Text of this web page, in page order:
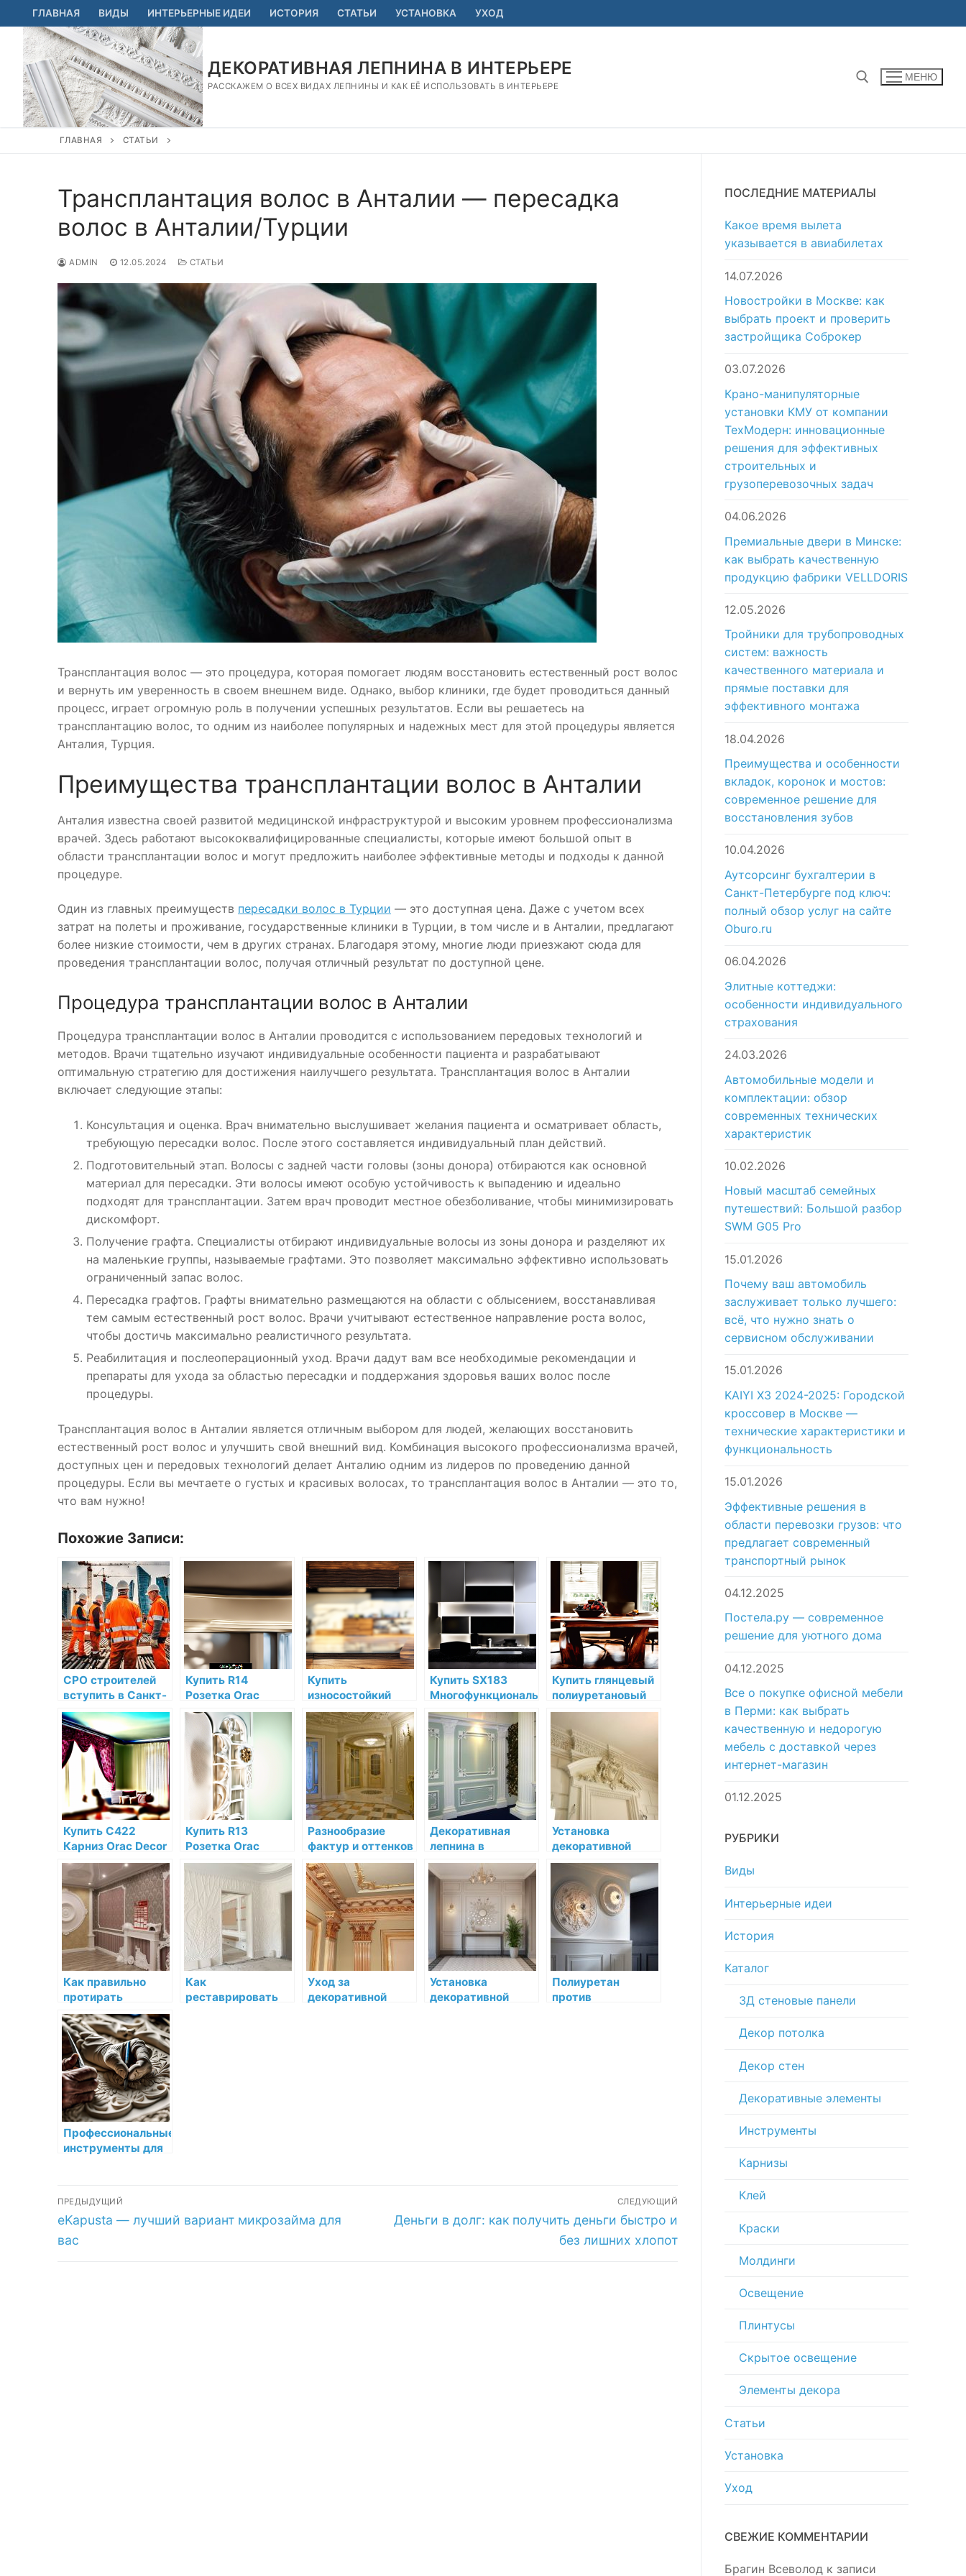
Перейти
к
содержимому
ГЛАВНАЯ ВИДЫ ИНТЕРЬЕРНЫЕ ИДЕИ ИСТОРИЯ СТАТЬИ УСТАНОВКА УХОД
ДЕКОРАТИВНАЯ ЛЕПНИНА В ИНТЕРЬЕРЕ
РАССКАЖЕМ О ВСЕХ ВИДАХ ЛЕПНИНЫ И КАК ЕЁ ИСПОЛЬЗОВАТЬ В ИНТЕРЬЕРЕ
МЕНЮ
ГЛАВНАЯ СТАТЬИ
Трансплантация волос в Анталии — пересадка
волос в Анталии/Турции
ADMIN 12.05.2024 СТАТЬИ
Трансплантация волос — это процедура, которая помогает людям восстановить естественный рост волос
и вернуть им уверенность в своем внешнем виде. Однако, выбор клиники, где будет проводиться данный
процесс, играет огромную роль в получении успешных результатов. Если вы решаетесь на
трансплантацию волос, то одним из наиболее популярных и надежных мест для этой процедуры является
Анталия, Турция.
Преимущества трансплантации волос в Анталии
Анталия известна своей развитой медицинской инфраструктурой и высоким уровнем профессионализма
врачей. Здесь работают высококвалифицированные специалисты, которые имеют большой опыт в
области трансплантации волос и могут предложить наиболее эффективные методы и подходы к данной
процедуре.
Один из главных преимуществ пересадки волос в Турции — это доступная цена. Даже с учетом всех
затрат на полеты и проживание, государственные клиники в Турции, в том числе и в Анталии, предлагают
более низкие стоимости, чем в других странах. Благодаря этому, многие люди приезжают сюда для
проведения трансплантации волос, получая отличный результат по доступной цене.
Процедура трансплантации волос в Анталии
Процедура трансплантации волос в Анталии проводится с использованием передовых технологий и
методов. Врачи тщательно изучают индивидуальные особенности пациента и разрабатывают
оптимальную стратегию для достижения наилучшего результата. Трансплантация волос в Анталии
включает следующие этапы:
Консультация и оценка. Врач внимательно выслушивает желания пациента и осматривает область,
требующую пересадки волос. После этого составляется индивидуальный план действий.
Подготовительный этап. Волосы с задней части головы (зоны донора) отбираются как основной
материал для пересадки. Эти волосы имеют особую устойчивость к выпадению и идеально
подходят для трансплантации. Затем врач проводит местное обезболивание, чтобы минимизировать
дискомфорт.
Получение графта. Специалисты отбирают индивидуальные волосы из зоны донора и разделяют их
на маленькие группы, называемые графтами. Это позволяет максимально эффективно использовать
ограниченный запас волос.
Пересадка графтов. Графты внимательно размещаются на области с облысением, восстанавливая
тем самым естественный рост волос. Врачи учитывают естественное направление роста волос,
чтобы достичь максимально реалистичного результата.
Реабилитация и послеоперационный уход. Врачи дадут вам все необходимые рекомендации и
препараты для ухода за областью пересадки и поддержания здоровья ваших волос после
процедуры.
Трансплантация волос в Анталии является отличным выбором для людей, желающих восстановить
естественный рост волос и улучшить свой внешний вид. Комбинация высокого профессионализма врачей,
доступных цен и передовых технологий делает Анталию одним из лидеров по проведению данной
процедуры. Если вы мечтаете о густых и красивых волосах, то трансплантация волос в Анталии — это то,
что вам нужно!
Похожие Записи:
СРО строителей
вступить в Санкт-
Петербурге —
получить допуск
на строительные
работы
Купить R14
Розетка Orac
Decor Полиуретан
по низкой цене в
интернет-
магазине
Купить
износостойкий
матовый
полиуретановый
лак для защиты
древесины sikkens
cetol bl varnish mat
по низкой цене в
СПб
Купить SX183
Многофункциональный
профиль Orac
Decor
Дюрополимер
Orac Decor по
низкой цене в
интернет-
магазине
Купить глянцевый
полиуретановый
лак для дерева
sherwin williams
wood classic
waterborne
polyuretane
varnish gloss по
низкой цене в СПб
Купить C422
Карниз Orac Decor
Полиуретан Orac
Decor по низкой
цене в интернет-
магазине
Купить R13
Розетка Orac
Decor Полиуретан
Orac Decor по
низкой цене в
интернет-
магазине
Разнообразие
фактур и оттенков
в декоративной
лепнине
Декоративная
лепнина в
современном
стиле: идеи и
вдохновение
Установка
декоративной
лепнины в офисе:
добавляем
эстетическую
привлекательность
вашему
раходательство
Как правильно
протирать
декоративную
лепнину для
сохранения её
внешнего вида
Как
реставрировать
Уход за
декоративной
Установка
декоративной
Полиуретан
против
Профессиональные
инструменты для
Навигация
по
ПРЕДЫДУЩИЙ
Предыдущая
запись:
eKapusta — лучший вариант микрозайма для
вас
СЛЕДУЮЩИЙ
Следующая
Деньги в долг: как получить деньги быстро и
без лишних хлопот
ПОСЛЕДНИЕ МАТЕРИАЛЫ
Какое время вылета
указывается в авиабилетах
14.07.2026
Новостройки в Москве: как
выбрать проект и проверить
застройщика Соброкер
03.07.2026
Крано-манипуляторные
установки КМУ от компании
ТехМодерн: инновационные
решения для эффективных
строительных и
грузоперевозочных задач
04.06.2026
Премиальные двери в Минске:
как выбрать качественную
продукцию фабрики VELLDORIS
12.05.2026
Тройники для трубопроводных
систем: важность
качественного материала и
прямые поставки для
эффективного монтажа
18.04.2026
Преимущества и особенности
вкладок, коронок и мостов:
современное решение для
восстановления зубов
10.04.2026
Аутсорсинг бухгалтерии в
Санкт-Петербурге под ключ:
полный обзор услуг на сайте
Oburo.ru
06.04.2026
Элитные коттеджи:
особенности индивидуального
страхования
24.03.2026
Автомобильные модели и
комплектации: обзор
современных технических
характеристик
10.02.2026
Новый масштаб семейных
путешествий: Большой разбор
SWM G05 Pro
15.01.2026
Почему ваш автомобиль
заслуживает только лучшего:
всё, что нужно знать о
сервисном обслуживании
15.01.2026
KAIYI X3 2024-2025: Городской
кроссовер в Москве —
технические характеристики и
функциональность
15.01.2026
Эффективные решения в
области перевозки грузов: что
предлагает современный
транспортный рынок
04.12.2025
Постела.ру — современное
решение для уютного дома
04.12.2025
Все о покупке офисной мебели
в Перми: как выбрать
качественную и недорогую
мебель с доставкой через
интернет-магазин
01.12.2025
РУБРИКИ
Виды
Интерьерные идеи
История
Каталог
3Д стеновые панели
Декор потолка
Декор стен
Декоративные элементы
Инструменты
Карнизы
Клей
Краски
Молдинги
Освещение
Плинтусы
Скрытое освещение
Элементы декора
Статьи
Установка
Уход
СВЕЖИЕ КОММЕНТАРИИ
Брагин Всеволод к записи